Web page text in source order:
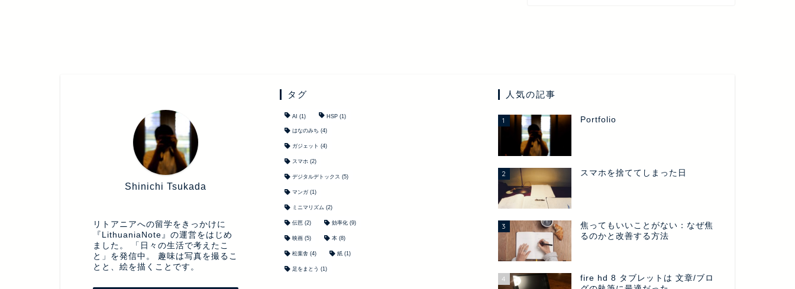
Shinichi Tsukada
リトアニアへの留学をきっかけに
『LithuaniaNote』の運営をはじめ
ました。 「日々の生活で考えたこ
と」を発信中。 趣味は写真を撮るこ
とと、絵を描くことです。
タグ
AI (1) HSP(1)
はなのみち (4)
ガジェット (4)
スマホ(2)
デジタルデトックス (5)
マンガ(1)
ミニマリズム (2)
伝芭(2) 効率化(9)
映画(5) 本(8)
松葉舎(4) 紙(1)
足をまとう (1)
人気の記事
1 Portfolio
2 スマホを捨ててしまった日
3
焦ってもいいことがない：なぜ焦
るのかと改善する方法
4
fire hd 8 タブレットは 文章/ブロ